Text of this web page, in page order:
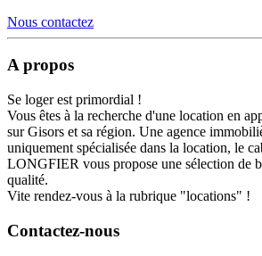
Nous contactez
A propos
Se loger est primordial !
Vous êtes à la recherche d'une location en
sur Gisors et sa région. Une agence
uniquement spécialisée dans la location, le
LONGFIER vous propose une sélection de
qualité.
Vite rendez-vous à la rubrique "locations" !
Contactez-nous